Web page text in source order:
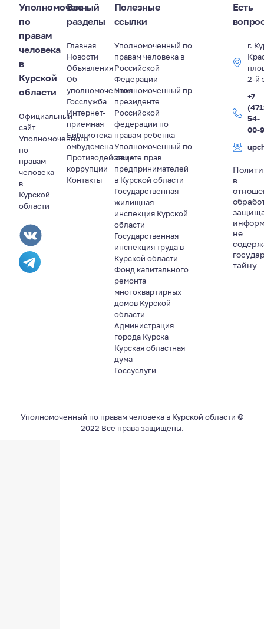
Уполномоченный
по
правам
человека
в
Курской
области
Официальный
сайт
Уполномоченного
по
правам
человека
в
Курской
области
Все
разделы
Главная
Новости
Объявления
Об
уполномоченном
Госслужба
Интернет-
приемная
Библиотека
омбудсмена
Противодействие
коррупции
Контакты
Полезные
ссылки
Уполномоченный по
правам человека в
Российской
Федерации
Уполномоченный пр
президенте
Российской
федерации по
правам ребенка
Уполномоченный по
защите прав
предпринимателей
в Курской области
Государственная
жилищная
инспекция Курской
области
Государственная
инспекция труда в
Курской области
Фонд капитального
ремонта
многоквартирных
домов Курской
области
Администрация
города Курска
Курская областная
дума
Госсуслуги
Есть
г.
2-й
+7
54-
00-
в
не
тайну
Уполномоченный по правам человека в Курской области ©
2022 Все права защищены.